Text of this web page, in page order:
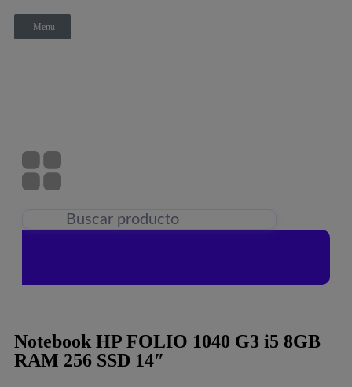
Menu
Notebook HP FOLIO 1040 G3 i5 8GB
RAM 256 SSD 14″